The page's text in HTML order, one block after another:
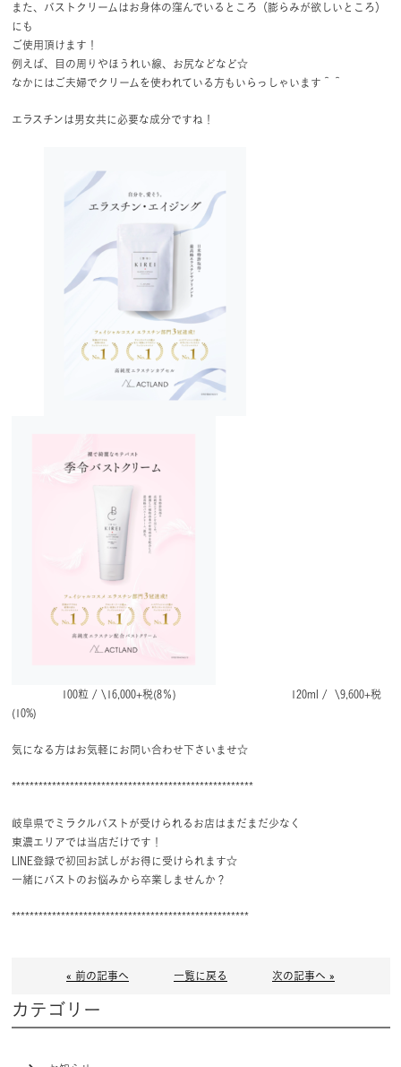
また、バストクリームはお身体の窪んでいるところ（膨らみが欲しいところ）
にも
ご使用頂けます！
例えば、目の周りやほうれい線、お尻などなど☆
なかにはご夫婦でクリームを使われている方もいらっしゃいます＾＾
エラスチンは男女共に必要な成分ですね！
100粒 / \16,000+税(8％) 120ml / \9,600+税
(10%)
気になる方はお気軽にお問い合わせ下さいませ☆
******************************************************
岐阜県でミラクルバストが受けられるお店はまだまだ少なく
東濃エリアでは当店だけです！
LINE登録で初回お試しがお得に受けられます☆
一緒にバストのお悩みから卒業しませんか？
*****************************************************
« 前の記事へ 一覧に戻る 次の記事へ »
カテゴリー